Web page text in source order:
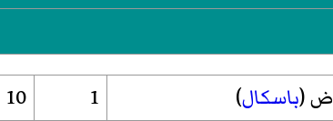
ض (باسكال)
1
10